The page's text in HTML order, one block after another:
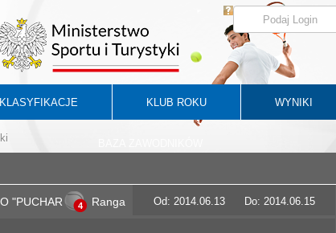
KLASYFIKACJE KLUB ROKU WYNIKI
"PUCHAR
4 Ranga Od: 2014.06.13 Do: 2014.06.15